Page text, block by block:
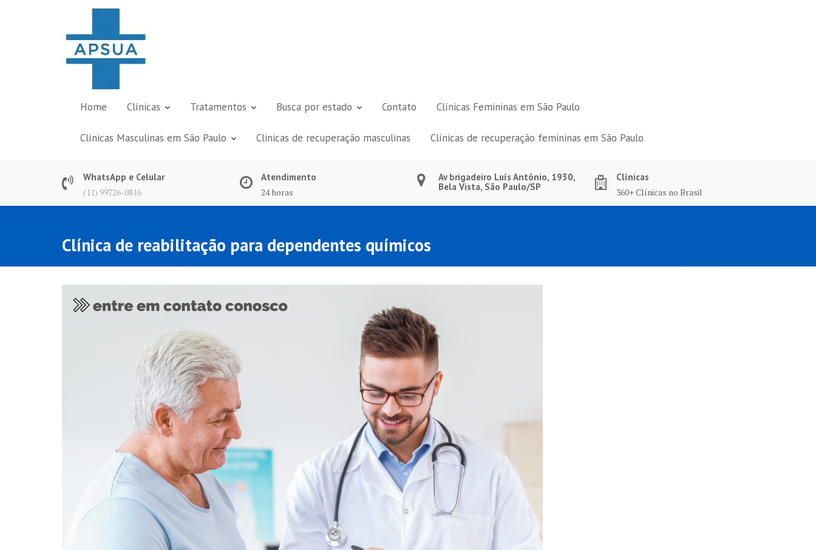
Home Clínicas Tratamentos Busca por estado Contato Clínicas Femininas em São Paulo
Clínicas Masculinas em São Paulo Clinicas de recuperação masculinas Clínicas de recuperação femininas em São Paulo
WhatsApp e Celular
(11) 99726-0816
Atendimento
24 horas
Av brigadeiro Luís Antônio, 1930,
Bela Vista, São Paulo/SP
Clínicas
360+ Clínicas no Brasil
Clínica de reabilitação para dependentes químicos